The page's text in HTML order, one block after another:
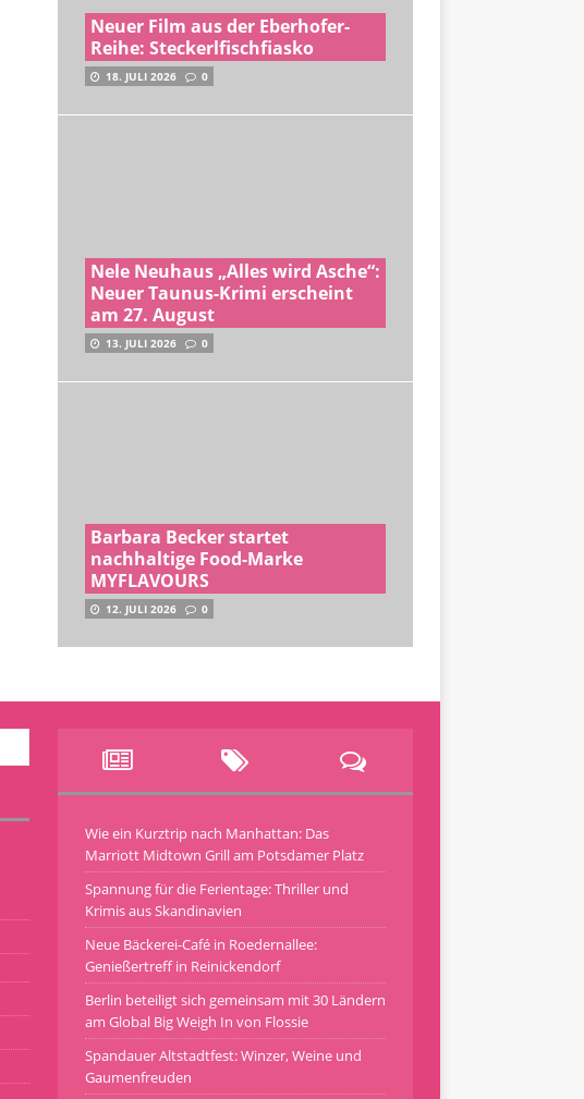
Neuer Film aus der Eberhofer-
Reihe: Steckerlfischfiasko
18. JULI 2026 0
Nele Neuhaus „Alles wird Asche“:
Neuer Taunus-Krimi erscheint
am 27. August
13. JULI 2026 0
Barbara Becker startet
nachhaltige Food-Marke
MYFLAVOURS
12. JULI 2026 0
Wie ein Kurztrip nach Manhattan: Das
Marriott Midtown Grill am Potsdamer Platz
Spannung für die Ferientage: Thriller und
Krimis aus Skandinavien
Neue Bäckerei-Café in Roedernallee:
Genießertreff in Reinickendorf
Berlin beteiligt sich gemeinsam mit 30 Ländern
am Global Big Weigh In von Flossie
Spandauer Altstadtfest: Winzer, Weine und
Gaumenfreuden